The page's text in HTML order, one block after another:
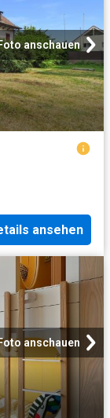
anschauen
ansehen
anschauen